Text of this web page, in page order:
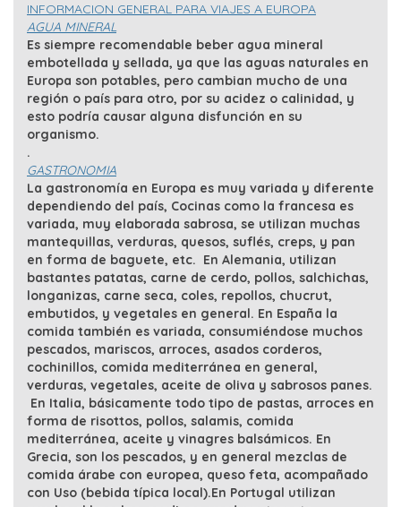
INFORMACION GENERAL PARA VIAJES A EUROPA
AGUA MINERAL
Es siempre recomendable beber agua mineral
embotellada y sellada, ya que las aguas naturales en
Europa son potables, pero cambian mucho de una
región o país para otro, por su acidez o calinidad, y
esto podría causar alguna disfunción en su
organismo.
.
GASTRONOMIA
La gastronomía en Europa es muy variada y diferente
dependiendo del país, Cocinas como la francesa es
variada, muy elaborada sabrosa, se utilizan muchas
mantequillas, verduras, quesos, suflés, creps, y pan
en forma de baguete, etc. En Alemania, utilizan
bastantes patatas, carne de cerdo, pollos, salchichas,
longanizas, carne seca, coles, repollos, chucrut,
embutidos, y vegetales en general. En España la
comida también es variada, consumiéndose muchos
pescados, mariscos, arroces, asados corderos,
cochinillos, comida mediterránea en general,
verduras, vegetales, aceite de oliva y sabrosos panes.
En Italia, básicamente todo tipo de pastas, arroces en
forma de risottos, pollos, salamis, comida
mediterránea, aceite y vinagres balsámicos. En
Grecia, son los pescados, y en general mezclas de
comida árabe con europea, queso feta, acompañado
con Uso (bebida típica local).En Portugal utilizan